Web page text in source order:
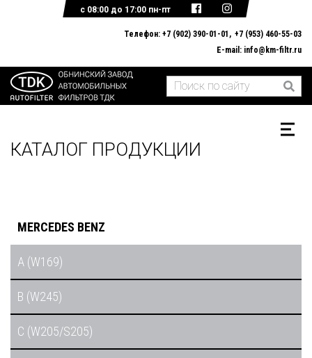
Телефон: +7 (902) 390-01-01
+7 (953) 460-55-03
E-mail: info@km-filtr.ru
с 08:00 до 17:00 пн-пт
ГЛАВНАЯ
О КОМПАНИИ
КАТАЛОГ ПРОДУКЦИИ
ДОКУМЕНТЫ
ОБРАТНАЯ СВЯЗЬ
КАТАЛОГ ПРОДУКЦИИ
MERCEDES BENZ
A (W169)
B (W245)
C (W205/S205)